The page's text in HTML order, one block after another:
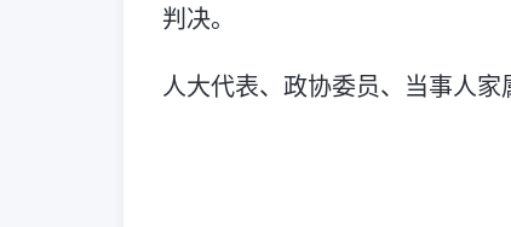
判决。
人大代表、政协委员、当事人家